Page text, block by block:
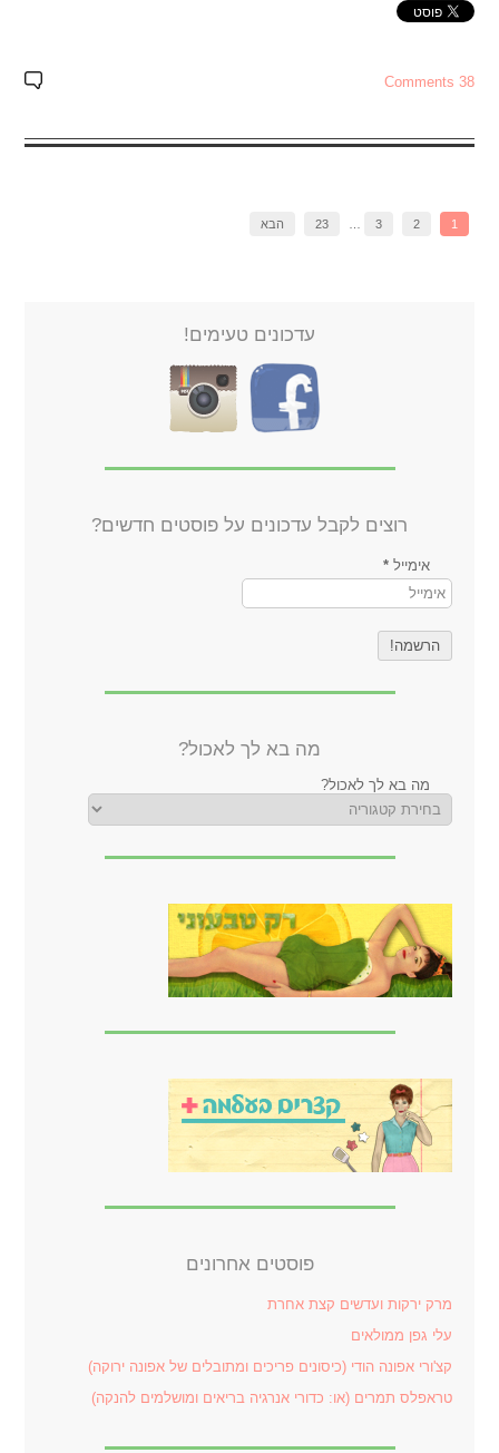
38 Comments
1
2
3
23 הבא
עדכונים טעימים!
רוצים לקבל עדכונים על פוסטים חדשים?
אימייל*
מה בא לך לאכול?
מה בא לך לאכול?
פוסטים אחרונים
מרק ירקות ועדשים קצת אחרת
עלי גפן ממולאים
קצ'ורי אפונה הודי (כיסונים פריכים ומתובלים של אפונה ירוקה)
טראפלס תמרים (או: כדורי אנרגיה בריאים ומושלמים להנקה)